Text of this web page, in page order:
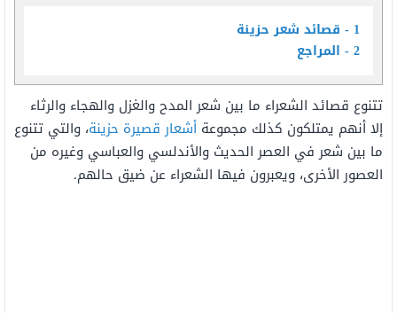
1
قصائد شعر حزينة
2 المراجع
تتنوع قصائد الشعراء ما بين شعر المدح والغزل والهجاء والرثاء
إلا أنهم يمتلكون كذلك مجموعة أشعار قصيرة حزينة، والتي تتنوع
ما بين شعر في العصر الحديث والأندلسي والعباسي وغيره من
العصور الأخرى، ويعبرون فيها الشعراء عن ضيق حالهم.